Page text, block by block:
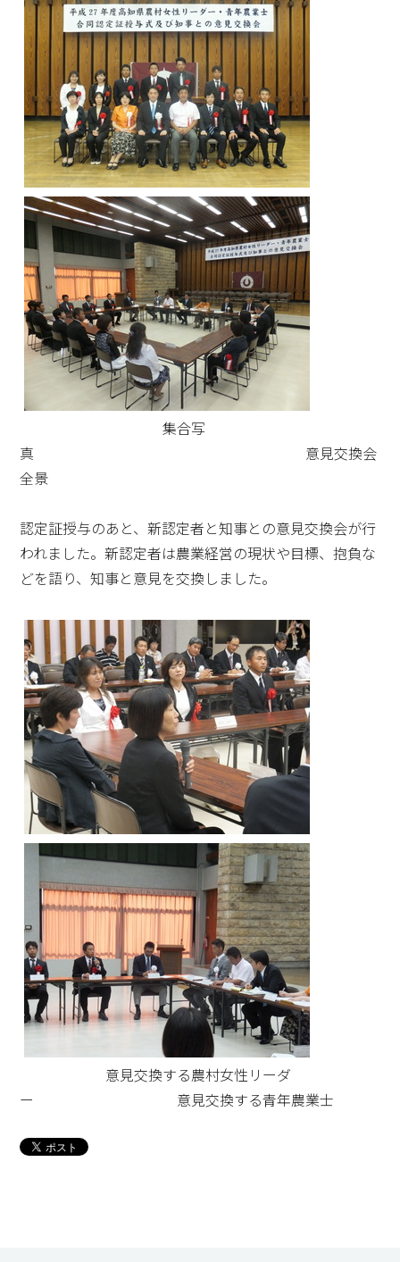
集合写
真 意見交換会
全景
認定証授与のあと、新認定者と知事との意見交換会が行
われました。新認定者は農業経営の現状や目標、抱負な
どを語り、知事と意見を交換しました。
意見交換する農村女性リーダ
ー 意見交換する青年農業士